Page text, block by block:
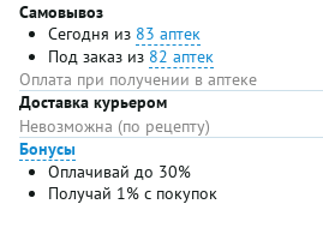
Самовывоз
Сегодня из 83 аптек
Под заказ из 82 аптек
Оплата при получении в аптеке
Доставка курьером
Невозможна (по рецепту)
Бонусы
Оплачивай до 30%
Получай 1% с покупок